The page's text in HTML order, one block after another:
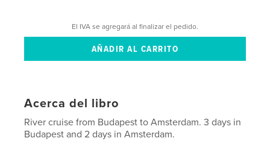
El IVA se agregará al finalizar el pedido.
Acerca del libro
River cruise from Budapest to Amsterdam. 3 days in
Budapest and 2 days in Amsterdam.